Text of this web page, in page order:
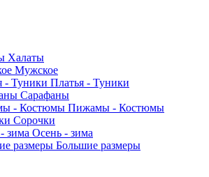
Халаты
Мужское
Платья - Туники
Сарафаны
Пижамы - Костюмы
Сорочки
Oсень - зима
Большие размеры